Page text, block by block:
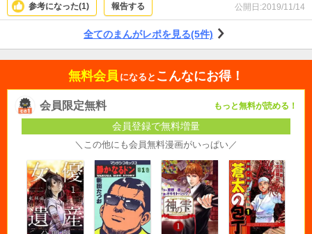
参考になった(1) 報告する 公開日:2019/11/14
全てのまんがレポを見る(5件)
無料会員 になると こんなにお得！
会員限定無料 もっと無料が読める！
会員登録で無料増量
＼この他にも会員無料漫画がいっぱい／